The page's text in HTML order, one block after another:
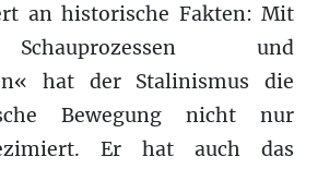
an historische Fakten: Mit
und
hat der Stalinismus die
Bewegung nicht nur
Er hat auch das